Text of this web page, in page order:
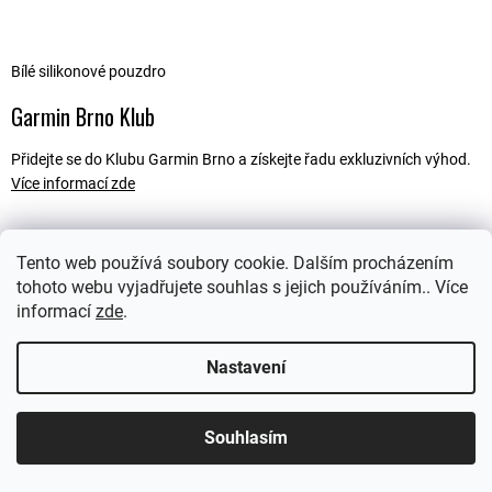
Tento web používá soubory cookie. Dalším procházením
tohoto webu vyjadřujete souhlas s jejich používáním.. Více
informací zde.
Nastavení
Souhlasím
Bílé silikonové pouzdro
Garmin Brno Klub
Přidejte se do Klubu Garmin Brno a získejte řadu exkluzivních výhod.
Více informací zde
Popis
Ostatní informace